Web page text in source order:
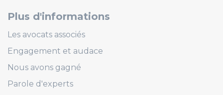
Plus d'informations
Les avocats associés
Engagement et audace
Nous avons gagné
Parole d'experts